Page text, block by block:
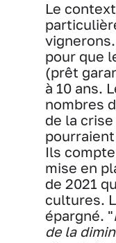
Le
pour que
(prêt
à 10 ans.
nombres
de la
Ils
mise en
de 2021
cultures.
épargné. "
de la